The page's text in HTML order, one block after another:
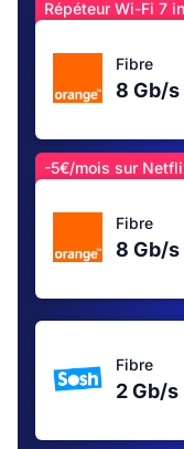
Répéteur Wi-Fi 7
Fibre
8 Gb/s
-5€/mois sur
Fibre
8 Gb/s
Fibre
2 Gb/s